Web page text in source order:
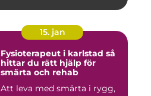
15. jan
Fysioterapeut i karlstad så
hittar du rätt hjälp för
smärta och rehab
Att leva med smärta i rygg,